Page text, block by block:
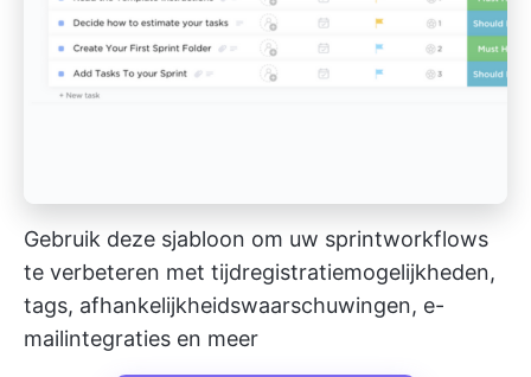
Gebruik deze sjabloon om uw sprintworkflows
te verbeteren met tijdregistratiemogelijkheden,
tags, afhankelijkheidswaarschuwingen, e-
mailintegraties en meer